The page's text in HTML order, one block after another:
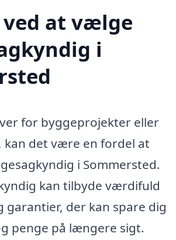
ved at vælge
i
for byggeprojekter eller
kan det være en fordel at
i Sommersted.
kan tilbyde værdifuld
garantier, der kan spare dig
penge på længere sigt.